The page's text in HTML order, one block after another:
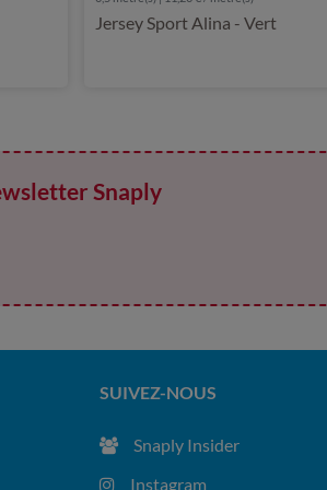
Jersey Sport Alina - Vert
Snaply
SUIVEZ-NOUS
Snaply Insider
Instagram